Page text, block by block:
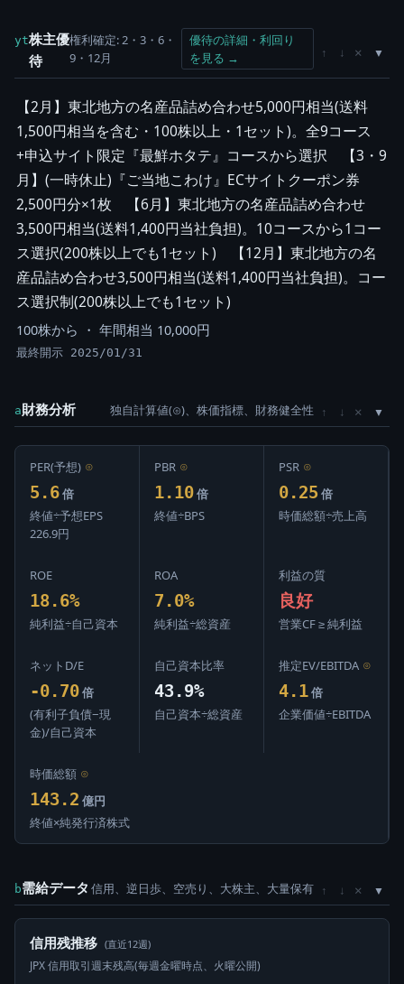
yt株主優
待
権利確定: 2・3・6・
9・12月
優待の詳細・利回り
を見る →
↑ ↓ ×
【2月】東北地方の名産品詰め合わせ5,000円相当(送料
1,500円相当を含む・100株以上・1セット)。全9コース
+申込サイト限定『最鮮ホタテ』コースから選択 【3・9
月】(一時休止)『ご当地こわけ』ECサイトクーポン券
2,500円分×1枚 【6月】東北地方の名産品詰め合わせ
3,500円相当(送料1,400円当社負担)。10コースから1コー
ス選択(200株以上でも1セット) 【12月】東北地方の名
産品詰め合わせ3,500円相当(送料1,400円当社負担)。コー
ス選択制(200株以上でも1セット)
100株から ・ 年間相当 10,000円
最終開示 2025/01/31
a財務分析 独自計算値(⊙)、株価指標、財務健全性 ↑ ↓ ×
PER(予想) ⊙
5.6 倍
終値÷予想EPS
226.9円
PBR ⊙
1.10 倍
終値÷BPS
PSR ⊙
0.25 倍
時価総額÷売上高
ROE
18.6%
純利益÷自己資本
ROA
7.0%
純利益÷総資産
利益の質
良好
営業CF ≥ 純利益
ネットD/E
-0.70 倍
(有利子負債−現
金)/自己資本
自己資本比率
43.9%
自己資本÷総資産
推定EV/EBITDA ⊙
4.1 倍
企業価値÷EBITDA
時価総額 ⊙
143.2 億円
終値×純発行済株式
b需給データ 信用、逆日歩、空売り、大株主、大量保有 ↑ ↓ ×
信用残推移 (直近12週)
JPX 信用取引週末残高(毎週金曜時点、火曜公開)